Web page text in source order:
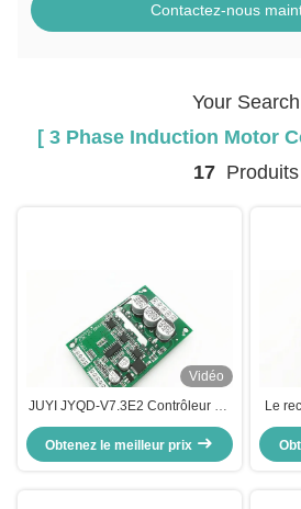
Contactez-nous
Your Search
[ 3 Phase Induction Motor
17 Produits
Vidéo
JUYI JYQD-V7.3E2 Contrôleur de
moteur à induction à effet Hall 3
phases, 15A
Obtenez le meilleur prix
Le
de